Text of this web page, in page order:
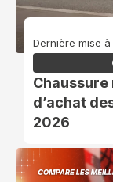
Dernière mise
d’achat
2026